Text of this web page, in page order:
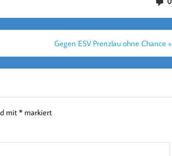
Gegen ESV Prenzlau ohne Chance »
mit *markiert